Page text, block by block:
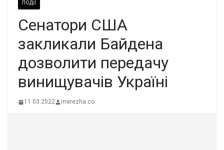
ПОДІЇ
Сенатори США
закликали Байдена
дозволити передачу
винищувачів Україні
11.03.2022 merezha.co